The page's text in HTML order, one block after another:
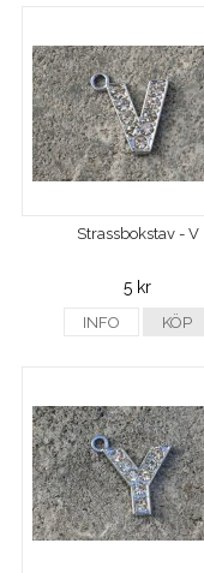
Strassbokstav - V
5 kr
INFO KÖP